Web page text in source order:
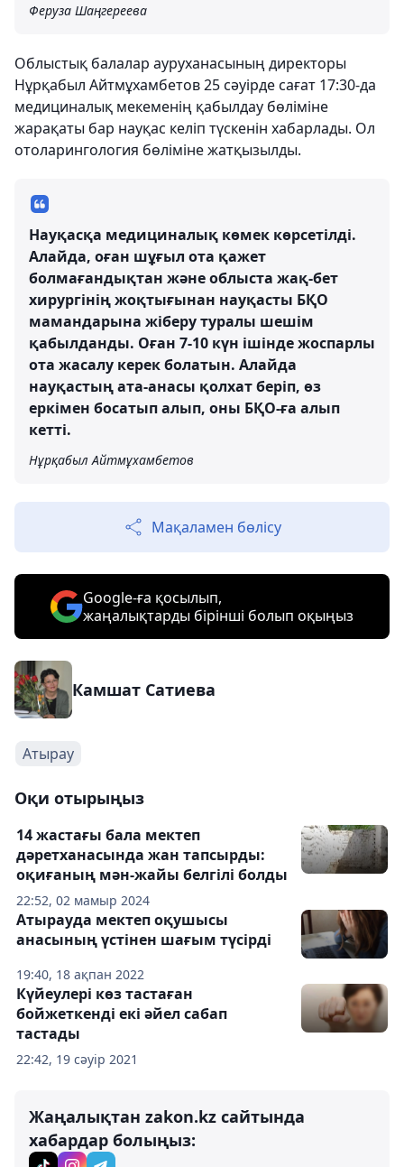
Феруза Шаңгереева
Облыстық балалар ауруханасының директоры
Нұрқабыл Айтмұхамбетов 25 сәуірде сағат 17:30-да
медициналық мекеменің қабылдау бөліміне
жарақаты бар науқас келіп түскенін хабарлады. Ол
отоларингология бөліміне жатқызылды.
Науқасқа медициналық көмек көрсетілді.
Алайда, оған шұғыл ота қажет
болмағандықтан және облыста жақ-бет
хирургінің жоқтығынан науқасты БҚО
мамандарына жіберу туралы шешім
қабылданды. Оған 7-10 күн ішінде жоспарлы
ота жасалу керек болатын. Алайда
науқастың ата-анасы қолхат беріп, өз
еркімен босатып алып, оны БҚО-ға алып
кетті.
Нұрқабыл Айтмұхамбетов
Мақаламен бөлісу
Google-ға қосылып,
жаңалықтарды бірінші болып оқыңыз
Камшат Сатиева
Атырау
Оқи отырыңыз
22:52, 02 мамыр 2024
14 жастағы бала мектеп
дәретханасында жан тапсырды:
оқиғаның мән-жайы белгілі болды
19:40, 18 ақпан 2022
Атырауда мектеп оқушысы
анасының үстінен шағым түсірді
22:42, 19 сәуір 2021
Күйеулері көз тастаған
бойжеткенді екі әйел сабап
тастады
Жаңалықтан zakon.kz сайтында
хабардар болыңыз: